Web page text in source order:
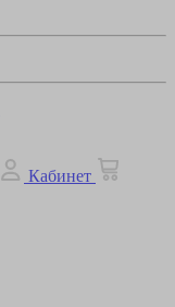
Кабинет